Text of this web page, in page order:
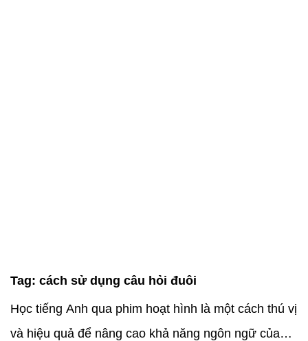
Tag: cách sử dụng câu hỏi đuôi
Học tiếng Anh qua phim hoạt hình là một cách thú vị
và hiệu quả để nâng cao khả năng ngôn ngữ của